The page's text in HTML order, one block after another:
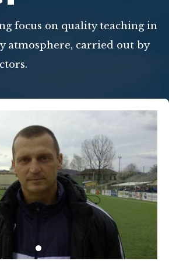
focus on quality teaching in
atmosphere, carried out by